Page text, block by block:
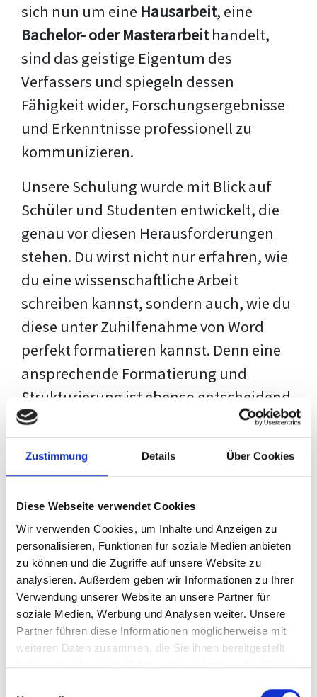
Zustimmung Details Über Cookies
Diese Webseite verwendet Cookies
Wir verwenden Cookies, um Inhalte und Anzeigen zu
personalisieren, Funktionen für soziale Medien anbieten
zu können und die Zugriffe auf unsere Website zu
analysieren. Außerdem geben wir Informationen zu Ihrer
Verwendung unserer Website an unsere Partner für
soziale Medien, Werbung und Analysen weiter. Unsere
Partner führen diese Informationen möglicherweise mit
weiteren Daten zusammen, die Sie ihnen bereitgestellt
haben oder die sie im Rahmen Ihrer Nutzung der Dienste
sich nun um eine Hausarbeit, eine
Bachelor- oder Masterarbeithandelt,
sind das geistige Eigentum des
Verfassers und spiegeln dessen
Fähigkeit wider, Forschungsergebnisse
und Erkenntnisse professionell zu
kommunizieren.
Unsere Schulung wurde mit Blick auf
Schüler und Studenten entwickelt, die
genau vor diesen Herausforderungen
stehen. Du wirst nicht nur erfahren, wie
du eine wissenschaftliche Arbeit
schreiben kannst, sondern auch, wie du
diese unter Zuhilfenahme von Word
perfekt formatieren kannst. Denn eine
ansprechende Formatierung und
Strukturierung ist ebenso entscheidend
wie der Inhalt selbst. Jeder Prüfer hat
eigene Erwartungen, und unsere
Schulung ist so konzipiert, dass sie dir
deiner individuellen Vorlage zeigt,
anstatt eine Einheitslösung zu bieten.
Der Prozess des wissenschaftlichen
Schreibens kann ohne das richtige
Wissen eine große Herausforderung
darstellen. Jedoch, ausgestattet mit
denTechniken und Strategiendieses
Kurses, wird die Formatierung deiner